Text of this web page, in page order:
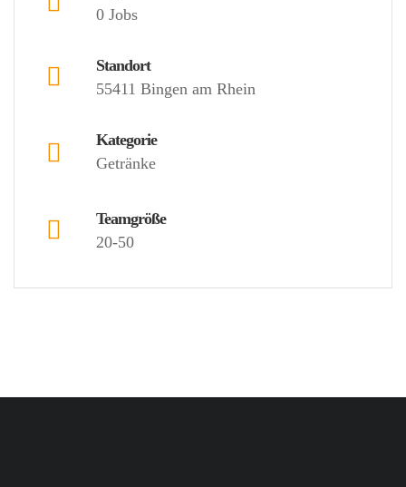
0 Jobs
Standort
55411 Bingen am Rhein
Kategorie
Getränke
Teamgröße
20-50